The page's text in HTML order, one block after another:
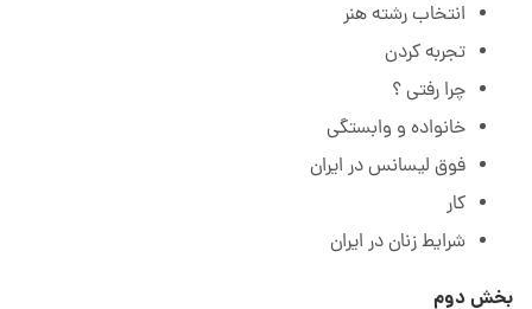
انتخاب رشته هنر
تجربه کردن
چرا رفتی ؟
خانواده و وابستگی
فوق لیسانس در ایران
کار
شرایط زنان در ایران
بخش دوم